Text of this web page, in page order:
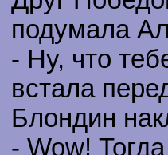
подумала
- Ну, что
встала
Блондин
- Wow!